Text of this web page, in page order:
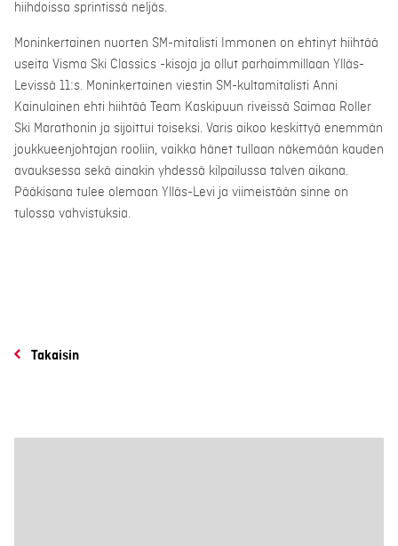
hiihdoissa sprintissä neljäs.
Moninkertainen nuorten SM-mitalisti Immonen on ehtinyt hiihtää
useita Visma Ski Classics -kisoja ja ollut parhaimmillaan Ylläs-
Levissä 11:s. Moninkertainen viestin SM-kultamitalisti Anni
Kainulainen ehti hiihtää Team Kaskipuun riveissä Saimaa Roller
Ski Marathonin ja sijoittui toiseksi. Varis aikoo keskittyä enemmän
joukkueenjohtajan rooliin, vaikka hänet tullaan näkemään kauden
avauksessa sekä ainakin yhdessä kilpailussa talven aikana.
Pääkisana tulee olemaan Ylläs-Levi ja viimeistään sinne on
tulossa vahvistuksia.
Takaisin